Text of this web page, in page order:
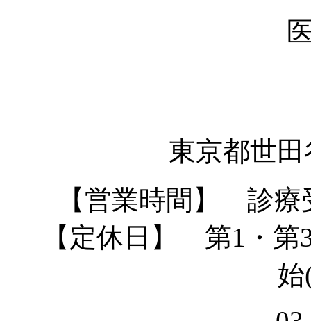
東京都世
【営業時間】 診療
【定休日】 第1・第
始